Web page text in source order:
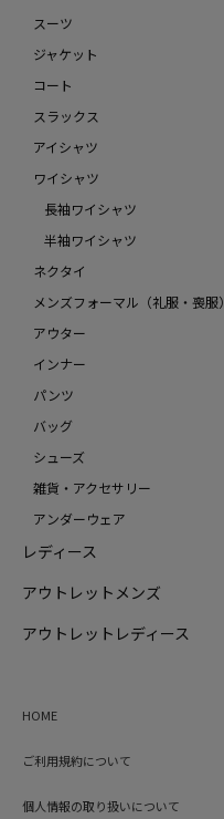
スーツ
ジャケット
コート
スラックス
アイシャツ
ワイシャツ
長袖ワイシャツ
半袖ワイシャツ
ネクタイ
メンズフォーマル（礼服・喪服）
アウター
インナー
パンツ
バッグ
シューズ
雑貨・アクセサリー
アンダーウェア
レディース
アウトレットメンズ
アウトレットレディース
HOME
ご利用規約について
個人情報の取り扱いについて